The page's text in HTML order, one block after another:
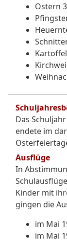
Ostern
Das
endete im
Ausflüge
In
Kinder mit
gingen die
im Mai
im Mai